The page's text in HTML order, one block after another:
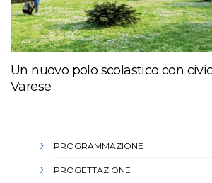
Un nuovo polo scolastico con
Varese
PROGRAMMAZIONE
PROGETTAZIONE